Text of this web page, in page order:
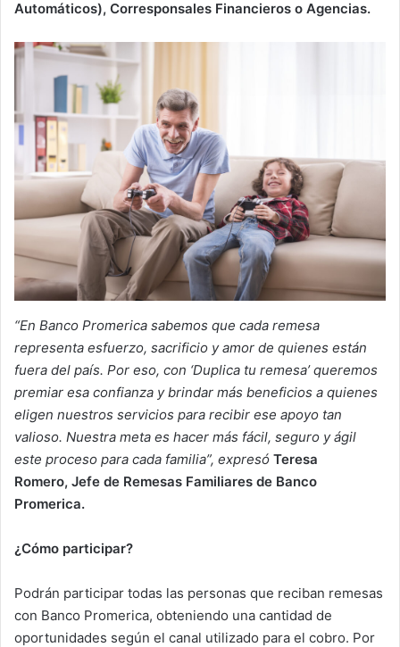
Automáticos), Corresponsales Financieros o Agencias.
“En Banco Promerica sabemos que cada remesa
representa esfuerzo, sacrificio y amor de quienes están
fuera del país. Por eso, con ‘Duplica tu remesa’ queremos
premiar esa confianza y brindar más beneficios a quienes
eligen nuestros servicios para recibir ese apoyo tan
valioso. Nuestra meta es hacer más fácil, seguro y ágil
este proceso para cada familia”, expresó Teresa
Romero, Jefe de Remesas Familiares de Banco
Promerica.
¿Cómo participar?
Podrán participar todas las personas que reciban remesas
con Banco Promerica, obteniendo una cantidad de
oportunidades según el canal utilizado para el cobro. Por